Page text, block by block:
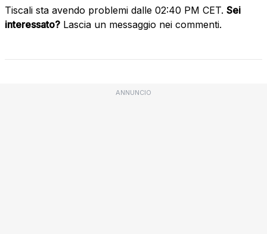
Tiscali sta avendo problemi dalle 02:40 PM CET. Sei
interessato? Lascia un messaggio nei commenti.
ANNUNCIO